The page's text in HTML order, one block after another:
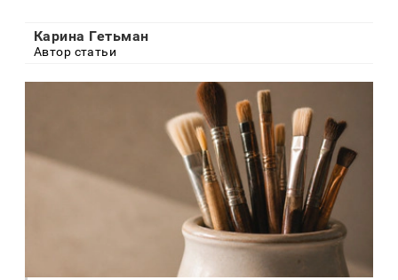
Карина Гетьман
Автор статьи